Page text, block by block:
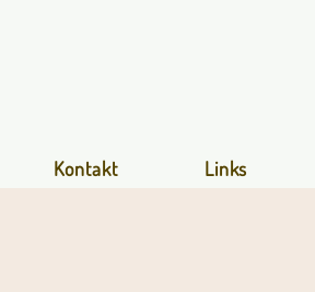
Kontakt Links